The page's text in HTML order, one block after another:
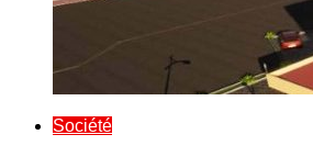
Société